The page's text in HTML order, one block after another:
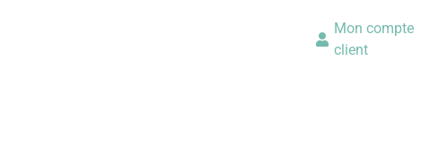
Mon compte
client